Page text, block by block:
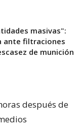
masivas":
ante filtraciones
de munición
después de